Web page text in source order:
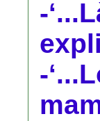
-
-